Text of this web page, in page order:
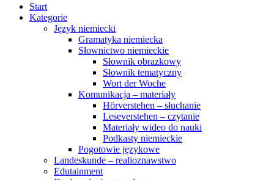
Start
Kategorie
Język niemiecki
Gramatyka niemiecka
Słownictwo niemieckie
Słownik obrazkowy
Słownik tematyczny
Wort der Woche
Komunikacja – materiały
Hörverstehen – słuchanie
Leseverstehen – czytanie
Materiały wideo do nauki
Podkasty niemieckie
Pogotowie językowe
Landeskunde – realioznawstwo
Edutainment